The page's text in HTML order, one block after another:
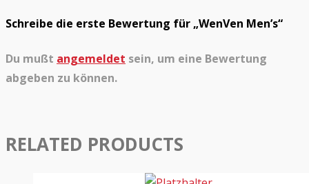
Schreibe die erste Bewertung für „WenVen Men’s“
Du mußt angemeldet sein, um eine Bewertung
abgeben zu können.
RELATED PRODUCTS